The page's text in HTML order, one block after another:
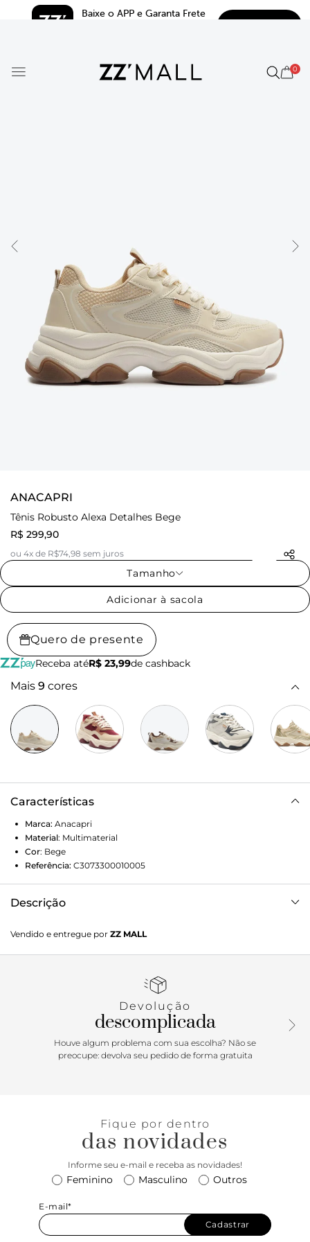
Baixe o APP e Garanta Frete
0
ANACAPRI
Tênis Robusto Alexa Detalhes Bege
R$ 299,90
ou 4x de R$74,98 sem juros
Tamanho
Adicionar à sacola
Quero de presente
Receba atéR$ 23,99de cashback
Mais 9 cores
Características
Marca: Anacapri
Material: Multimaterial
Cor: Bege
Referência: C3073300010005
Descrição
recortes modernos, possui aplicação de peças em napa nos
tons de bege na biqueira, lingueta, laterais e calcanhar, com
atacadores bicolores e cabedal em tecido de nylon e tela
para o tênis. Com novo solado chunky robusto e
tecnológico branco com detalhes em marrom. Traz
puxadores em fita de gorgurão aplicados na lingueta e na
parte traseira, facilitando o calce. Tag marrom lateral com
vem para o Verão’26 Anacapri com detalhes moderninhos
por todo o cabedal, com tecnologias que proporcionam
sporty chic é tendência absoluta para curtir os dias
ensolarados da estação no maior estilo!
Vendido e entregue por ZZ MALL
Devolução
descomplicada
Houve algum problema com sua escolha? Não se
preocupe: devolva seu pedido de forma gratuita
Fique por dentro
das novidades
Informe seu e-mail e receba as novidades!
Feminino Masculino Outros
E-mail*
Cadastrar